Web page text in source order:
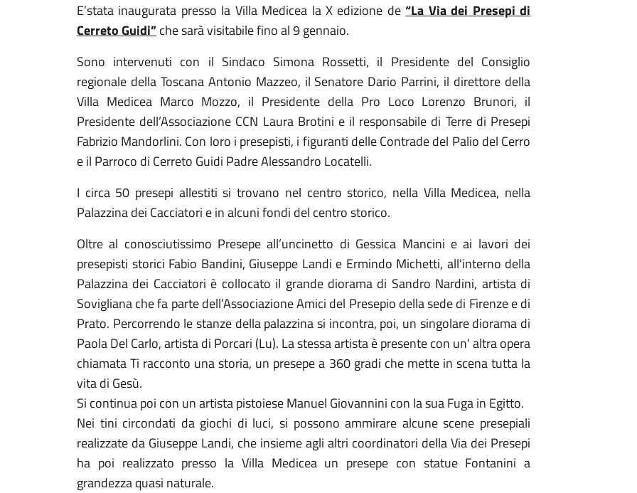
E’stata inaugurata presso la Villa Medicea la X edizione de“La Via dei Presepi di
Cerreto Guidi”che sarà visitabile fino al 9 gennaio.
Sono intervenuti con il Sindaco Simona Rossetti, il Presidente del Consiglio
regionale della Toscana Antonio Mazzeo, il Senatore Dario Parrini, il direttore della
Villa Medicea Marco Mozzo, il Presidente della Pro Loco Lorenzo Brunori, il
Presidente dell’Associazione CCN Laura Brotini e il responsabile di Terre di Presepi
Fabrizio Mandorlini. Con loro i presepisti, i figuranti delle Contrade del Palio del Cerro
e il Parroco di Cerreto Guidi Padre Alessandro Locatelli.
I circa 50 presepi allestiti si trovano nel centro storico, nella Villa Medicea, nella
Palazzina dei Cacciatori e in alcuni fondi del centro storico.
Oltre al conosciutissimo Presepe all’uncinetto di Gessica Mancini e ai lavori dei
presepisti storici Fabio Bandini, Giuseppe Landi e Ermindo Michetti, all'interno della
Palazzina dei Cacciatori è collocato il grande diorama di Sandro Nardini, artista di
Sovigliana che fa parte dell’Associazione Amici del Presepio della sede di Firenze e di
Prato. Percorrendo le stanze della palazzina si incontra, poi, un singolare diorama di
Paola Del Carlo, artista di Porcari (Lu). La stessa artista è presente con un' altra opera
chiamata Ti racconto una storia, un presepe a 360 gradi che mette in scena tutta la
vita di Gesù.
Si continua poi con un artista pistoiese Manuel Giovannini con la sua Fuga in Egitto.
Nei tini circondati da giochi di luci, si possono ammirare alcune scene presepiali
realizzate da Giuseppe Landi, che insieme agli altri coordinatori della Via dei Presepi
ha poi realizzato presso la Villa Medicea un presepe con statue Fontanini a
grandezza quasi naturale.